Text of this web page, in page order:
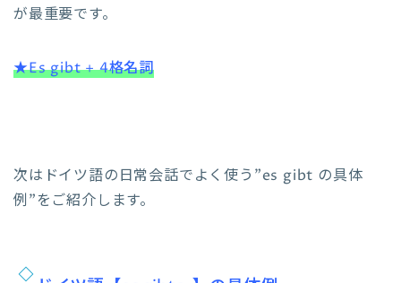
が最重要です。
★Es gibt + 4格名詞
次はドイツ語の日常会話でよく使う”es gibt の具体
例”をご紹介します。